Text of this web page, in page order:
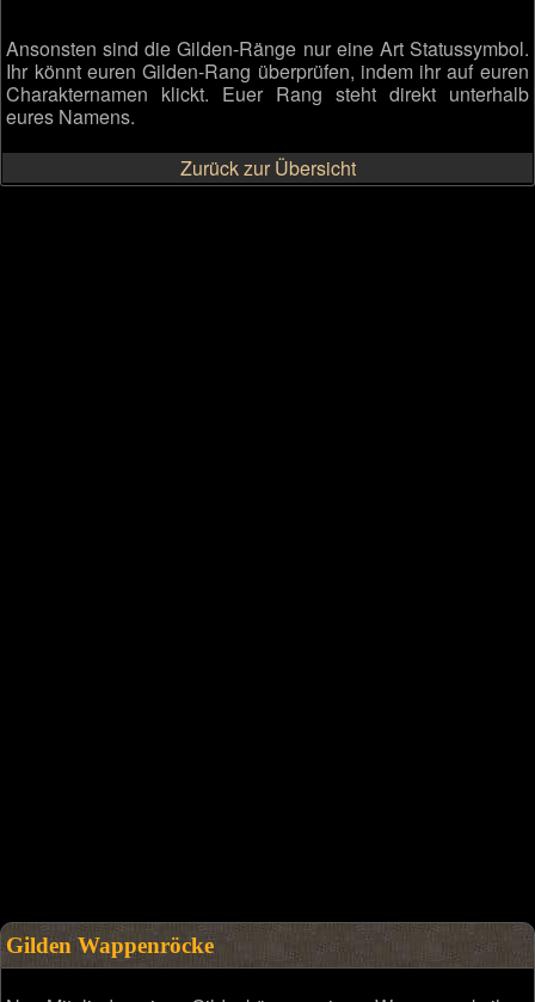
Ansonsten sind die Gilden-Ränge nur eine Art Statussymbol.
Ihr könnt euren Gilden-Rang überprüfen, indem ihr auf euren
Charakternamen klickt. Euer Rang steht direkt unterhalb
eures Namens.
Zurück zur Übersicht
Gilden Wappenröcke